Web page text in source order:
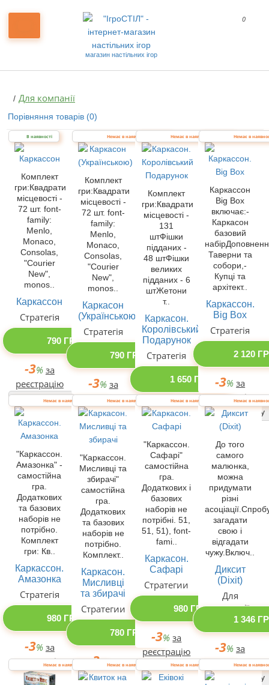
магазин настільних ігор
0
Для компанії
Порівняння товарів (0)
В наявності
Комплект
гри:Квадрати
місцевості -
72 шт. font-
family:
Menlo,
Monaco,
Consolas,
"Courier
New",
monos..
Каркассон
Стратегія
790 ГРН
-3% за
реєстрацію
Купити одразу
Немає в наявності
Комплект
гри:Квадрати
місцевості -
72 шт. font-
family:
Menlo,
Monaco,
Consolas,
"Courier
New",
monos..
Каркасон
(Українською)
Стратегія
790 ГРН
-3% за
реєстрацію
Купити одразу
Немає в наявності
Комплект
гри:Квадрати
місцевості -
131
штФішки
підданих -
48 штФішки
великих
підданих - 6
штЖетони
т..
Каркасон.
Королівський
Подарунок
Стратегія
1 650 ГРН
-3% за
реєстрацію
Немає в
Каркассон
Big Box
включає:-
Каркасон
базовий
Таверни та
собори,-
Купці та
архітект..
Каркассон.
Big Box
Стратегія
2 120
-3% за
реєстрацію
Купити одразу
Немає в наявності
"Каркассон.
Амазонка" -
самостійна
гра.
Додаткових
та базових
наборів не
потрібно.
Комплект
гри: Кв..
Каркассон.
Амазонка
Стратегія
980 ГРН
-3% за
реєстрацію
Купити одразу
Немає в наявності
"Каркассон.
Мисливці та
збирачі"
самостійна
гра.
Додаткових
та базових
наборів не
потрібно.
Комплект..
Каркасон.
Мисливці
та збирачі
Стратегии
780 ГРН
-3% за
реєстрацію
Немає в наявності
"Каркассон.
Сафарі"
самостійна
гра.
Додаткових і
базових
наборів не
потрібні. 51,
51, 51), font-
fami..
Каркасон.
Сафарі
Стратегии
980 ГРН
-3% за
реєстрацію
Купити одразу
Немає в
До того
самого
малюнка,
можна
придумати
різні
загадати
свою і
відгадати
чужу.Включ..
Диксит
(Dixit)
Для
компанії
1 346
-3% за
реєстрацію
Купити одразу
Немає в наявності Немає в наявності Немає в наявності Немає в